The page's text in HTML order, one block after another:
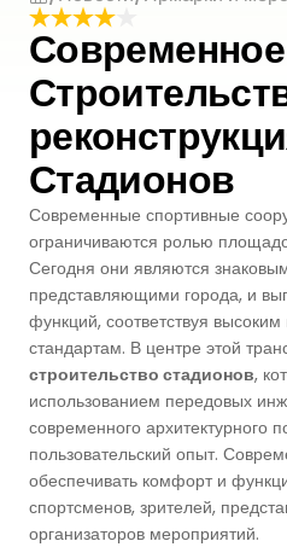
Легкоатлетические Дорожки
Падельные Корты
Падельн Клубы
Падбол Корты
Корт для Пиклбола
Теннисные Корты
Сквош Корты
Стальные Трибуны
Premium
Monoturf
PowerGrass
DuoGrass
Без Заполнителя
Падел Турф
Теннисная Трава
Гольфовая Трава
Гибридная Трава
Система Напылительного
Полное ПУ покрытие
ПУ Покрытие
Спортивный Паркет
Спортивный ПВХ
Акриловое Покрытие
Модульное Резиновое
СБР
Дренированный Шокпад
ПЭ Шокпад
Кварцевый Песок
Современное
Стадионов
Современные спортивные
ограничиваются ролью
Сегодня они являются
представляющими города, и
функций, соответствуя
стандартам. В центре этой
строительство стадионов,
использованием передовых
современного архитектурного
пользовательский опыт.
обеспечивать комфорт и
спортсменов, зрителей,
организаторов мероприятий.